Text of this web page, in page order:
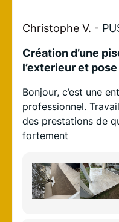
Christophe V. -
Création d’une
l’exterieur et
Bonjour, c’est une
professionnel.
des prestations de
fortement